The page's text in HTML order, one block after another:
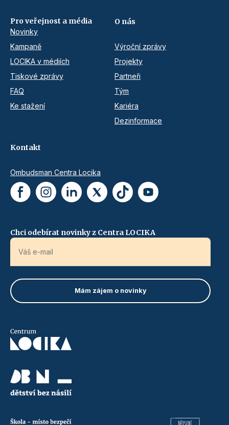
Pro veřejnost a média
Novinky
Kampaně
LOCIKA v médiích
Tiskové zprávy
FAQ
Ke stažení
O nás
Výroční zprávy
Projekty
Partneři
Tým
Kariéra
Dezinformace
Kontakt
Ombudsman Centra Locika
Chci odebírat novinky z Centra LOCIKA